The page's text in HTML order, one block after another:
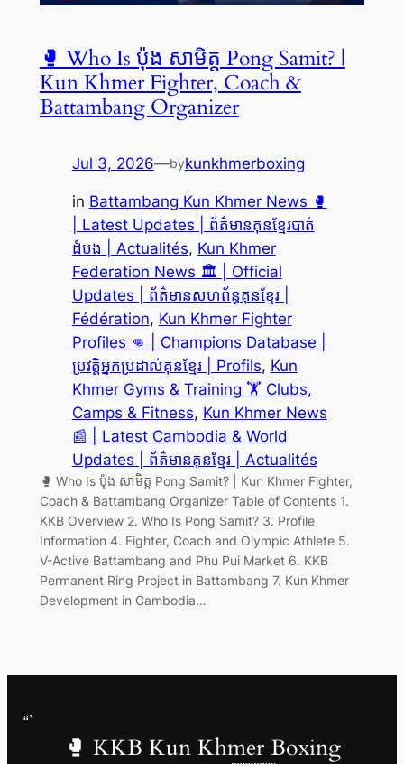
🥊 Who Is ប៉ុង សាមិត្ត Pong Samit? |
Kun Khmer Fighter, Coach &
Battambang Organizer
Jul 3, 2026—bykunkhmerboxing
in Battambang Kun Khmer News 🥊
| Latest Updates | ព័ត៌មានគុនខ្មែរបាត់
ដំបង | Actualités, Kun Khmer
Federation News 🏛️ | Official
Updates | ព័ត៌មានសហព័ន្ធគុនខ្មែរ |
Fédération, Kun Khmer Fighter
Profiles 👊 | Champions Database |
ប្រវត្តិអ្នកប្រដាល់គុនខ្មែរ | Profils, Kun
Khmer Gyms & Training 🏋️ Clubs,
Camps & Fitness, Kun Khmer News
📰 | Latest Cambodia & World
Updates | ព័ត៌មានគុនខ្មែរ | Actualités
🥊 Who Is ប៉ុង សាមិត្ត Pong Samit? | Kun Khmer Fighter,
Coach & Battambang Organizer Table of Contents 1.
KKB Overview 2. Who Is Pong Samit? 3. Profile
Information 4. Fighter, Coach and Olympic Athlete 5.
V-Active Battambang and Phu Pui Market 6. KKB
Permanent Ring Project in Battambang 7. Kun Khmer
Development in Cambodia…
“`
🥊 KKB Kun Khmer Boxing